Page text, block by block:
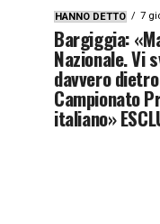
HANNO DETTO 7
Bargiggia:
Nazionale. Vi
davvero
Campionato
italiano»